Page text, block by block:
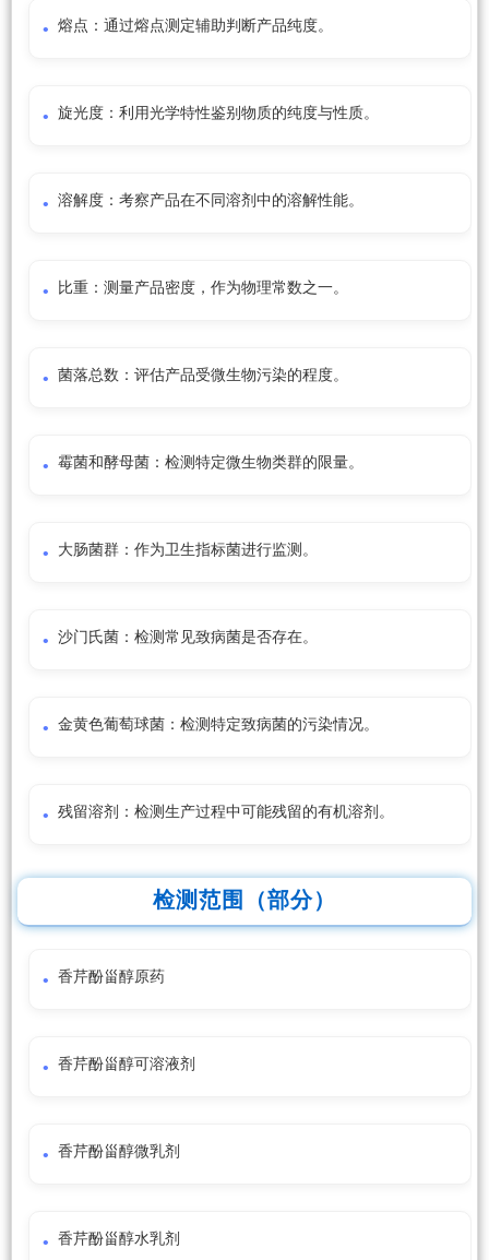
熔点：通过熔点测定辅助判断产品纯度。
旋光度：利用光学特性鉴别物质的纯度与性质。
溶解度：考察产品在不同溶剂中的溶解性能。
比重：测量产品密度，作为物理常数之一。
菌落总数：评估产品受微生物污染的程度。
霉菌和酵母菌：检测特定微生物类群的限量。
大肠菌群：作为卫生指标菌进行监测。
沙门氏菌：检测常见致病菌是否存在。
金黄色葡萄球菌：检测特定致病菌的污染情况。
残留溶剂：检测生产过程中可能残留的有机溶剂。
检测范围（部分）
香芹酚甾醇原药
香芹酚甾醇可溶液剂
香芹酚甾醇微乳剂
香芹酚甾醇水乳剂